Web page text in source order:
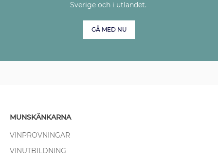
Sverige och i utlandet.
GÅ MED NU
MUNSKÄNKARNA
VINPROVNINGAR
VINUTBILDNING